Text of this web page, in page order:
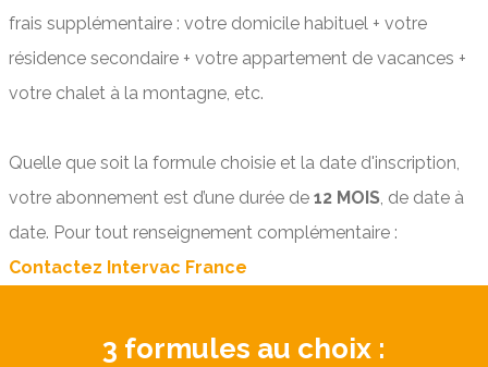
frais supplémentaire : votre domicile habituel + votre
résidence secondaire + votre appartement de vacances +
votre chalet à la montagne, etc.
Quelle que soit la formule choisie et la date d'inscription,
votre abonnement est d’une durée de 12 MOIS, de date à
date. Pour tout renseignement complémentaire :
Contactez Intervac France
3 formules au choix :